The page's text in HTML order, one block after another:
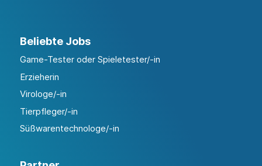
Beliebte Jobs
Game-Tester oder Spieletester/-in
Erzieherin
Virologe/-in
Tierpfleger/-in
Süßwarentechnologe/-in